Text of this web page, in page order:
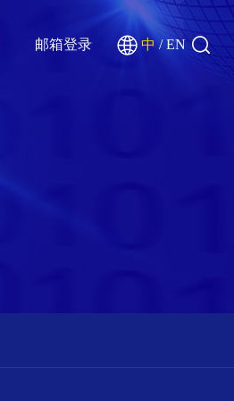
邮箱登录 中/EN